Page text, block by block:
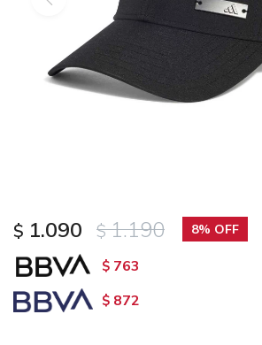
$ 1.090 $ 1.190 8
$ 763
$ 872